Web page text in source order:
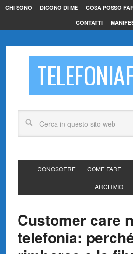
CHI SONO DICONO DI ME COSA POSSO
CONTATTI
CONOSCERE COME FARE
ARCHIVIO
Customer care
telefonia: